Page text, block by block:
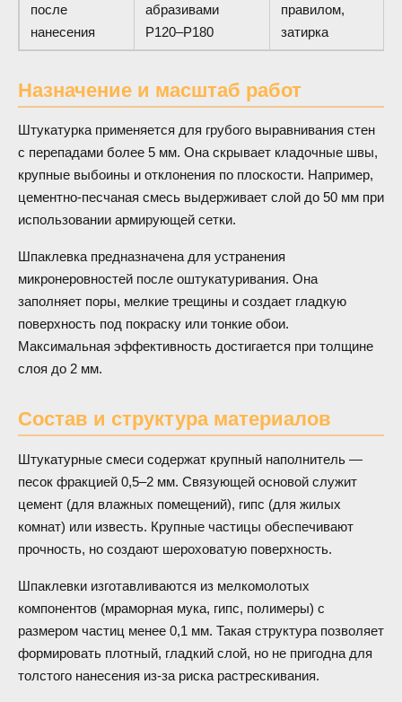
после
нанесения
абразивами
P120–P180
правилом,
затирка
Назначение и масштаб работ
Штукатурка применяется для грубого выравнивания стен
с перепадами более 5 мм. Она скрывает кладочные швы,
крупные выбоины и отклонения по плоскости. Например,
цементно-песчаная смесь выдерживает слой до 50 мм при
использовании армирующей сетки.
Шпаклевка предназначена для устранения
микронеровностей после оштукатуривания. Она
заполняет поры, мелкие трещины и создает гладкую
поверхность под покраску или тонкие обои.
Максимальная эффективность достигается при толщине
слоя до 2 мм.
Состав и структура материалов
Штукатурные смеси содержат крупный наполнитель —
песок фракцией 0,5–2 мм. Связующей основой служит
цемент (для влажных помещений), гипс (для жилых
комнат) или известь. Крупные частицы обеспечивают
прочность, но создают шероховатую поверхность.
Шпаклевки изготавливаются из мелкомолотых
компонентов (мраморная мука, гипс, полимеры) с
размером частиц менее 0,1 мм. Такая структура позволяет
формировать плотный, гладкий слой, но не пригодна для
толстого нанесения из-за риска растрескивания.